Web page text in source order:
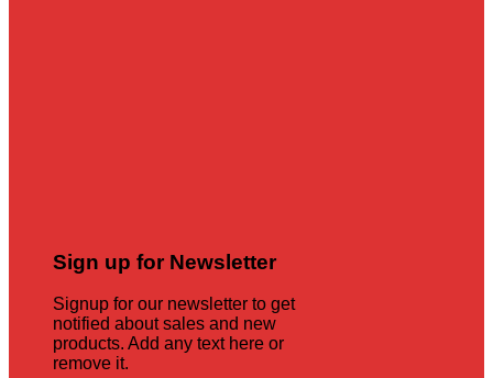
Sign up for Newsletter
Signup for our newsletter to get
notified about sales and new
products. Add any text here or
remove it.